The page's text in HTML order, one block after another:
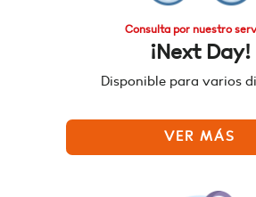
Consulta por nuestro
¡Next Day!
Disponible para varios
VER MÁS